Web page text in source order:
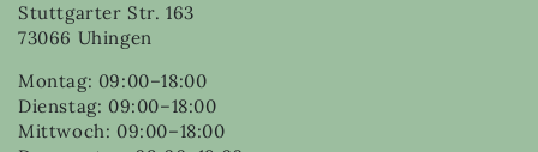
Stuttgarter Str. 163
73066 Uhingen
Montag: 09:00–18:00
Dienstag: 09:00–18:00
Mittwoch: 09:00–18:00